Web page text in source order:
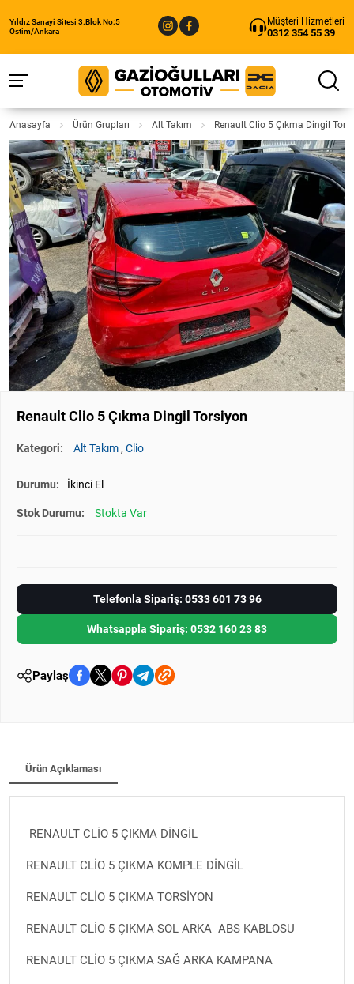
Yıldız Sanayi Sitesi 3.Blok No:5
Ostim/Ankara
Müşteri Hizmetleri
0312 354 55 39
Anasayfa Ürün Grupları Alt Takım Renault Clio 5 Çıkma Dingil
Renault Clio 5 Çıkma Dingil Torsiyon
Kategori: Alt Takım,Clio
Durumu: İkinci El
Stok Durumu: Stokta Var
Telefonla Sipariş: 0533 601 73 96
Whatsappla Sipariş: 0532 160 23 83
Paylaş
Ürün Açıklaması
RENAULT CLİO 5 ÇIKMA DİNGİL
RENAULT CLİO 5 ÇIKMA KOMPLE DİNGİL
RENAULT CLİO 5 ÇIKMA TORSİYON
RENAULT CLİO 5 ÇIKMA SOL ARKA ABS KABLOSU
RENAULT CLİO 5 ÇIKMA SAĞ ARKA KAMPANA